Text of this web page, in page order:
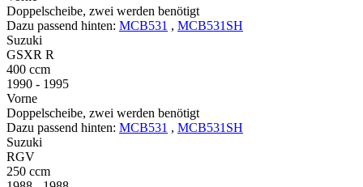
Doppelscheibe, zwei werden benötigt
Dazu passend hinten: MCB531 , MCB531SH
Suzuki
GSXR R
400 ccm
1990 - 1995
Vorne
Doppelscheibe, zwei werden benötigt
Dazu passend hinten: MCB531 , MCB531SH
Suzuki
RGV
250 ccm